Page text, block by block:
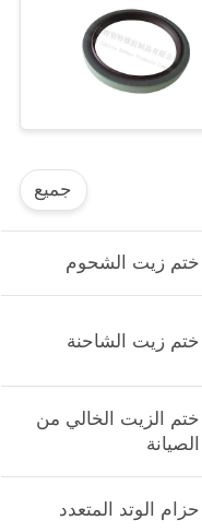
جميع
ختم زيت الشحوم
ختم زيت الشاحنة
ختم الزيت الخالي من
الصيانة
حزام الوتد المتعدد